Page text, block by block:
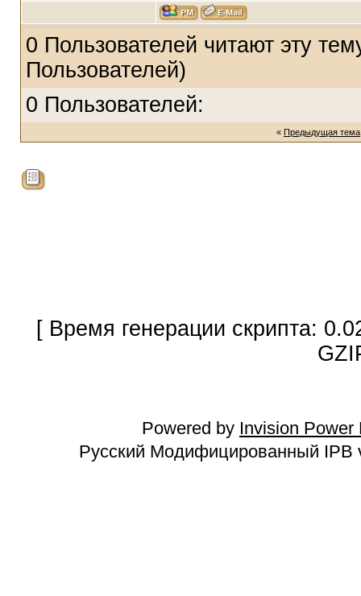
0 Пользователей читают эту
Пользователей)
0 Пользователей:
« Предыдущая тема
[ Время генерации скрипта:
Powered by Invision Power
Русский Модифицированный IPB